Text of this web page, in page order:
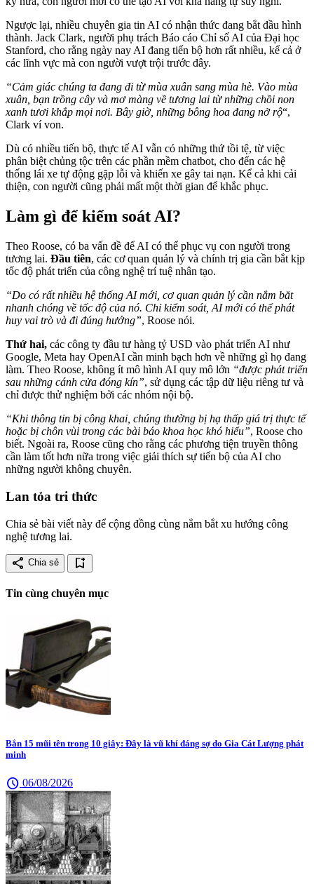
Ngược lại, nhiều chuyên gia tin AI có nhận thức đang bắt đầu hình
thành. Jack Clark, người phụ trách Báo cáo Chỉ số AI của Đại học
Stanford, cho rằng ngày nay AI đang tiến bộ hơn rất nhiều, kể cả ở
các lĩnh vực mà con người vượt trội trước đây.
“Cảm giác chúng ta đang đi từ mùa xuân sang mùa hè. Vào mùa
xuân, bạn trồng cây và mơ màng về tương lai từ những chồi non
xanh tươi khắp mọi nơi. Bây giờ, những bông hoa đang nở rộ“,
Clark ví von.
Dù có nhiều tiến bộ, thực tế AI vẫn có những thứ tồi tệ, từ việc
phân biệt chủng tộc trên các phần mềm chatbot, cho đến các hệ
thống lái xe tự động gặp lỗi và khiến xe gây tai nạn. Kể cả khi cải
thiện, con người cũng phải mất một thời gian để khắc phục.
Làm gì để kiểm soát AI?
Theo Roose, có ba vấn đề để AI có thể phục vụ con người trong
tương lai. Đầu tiên, các cơ quan quản lý và chính trị gia cần bắt kịp
tốc độ phát triển của công nghệ trí tuệ nhân tạo.
“Do có rất nhiều hệ thống AI mới, cơ quan quản lý cần nắm băt
nhanh chóng về tốc độ của nó. Chỉ kiểm soát, AI mới có thể phát
huy vai trò và đi đúng hướng”, Roose nói.
Thứ hai, các công ty đầu tư hàng tỷ USD vào phát triển AI như
Google, Meta hay OpenAI cần minh bạch hơn về những gì họ đang
làm. Theo Roose, không ít mô hình AI quy mô lớn “được phát triển
sau những cánh cửa đóng kín”, sử dụng các tập dữ liệu riêng tư và
chỉ được thử nghiệm bởi các nhóm nội bộ.
“Khi thông tin bị công khai, chúng thường bị hạ thấp giá trị thực tế
hoặc bị chôn vùi trong các bài báo khoa học khó hiểu”, Roose cho
biết. Ngoài ra, Roose cũng cho rằng các phương tiện truyền thông
cần làm tốt hơn nữa trong việc giải thích sự tiến bộ của AI cho
những người không chuyên.
Lan tỏa tri thức
Chia sẻ bài viết này để cộng đồng cùng nắm bắt xu hướng công
nghệ tương lai.
share Chia sẻ bookmark_add
Tin cùng chuyên mục
Bắn 15 mũi tên trong 10 giây: Đây là vũ khí đáng sợ do Gia Cát Lượng phát
minh
schedule 06/08/2026